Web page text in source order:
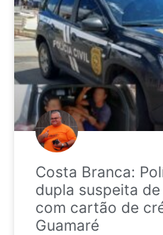
Costa Branca:
dupla suspeita
com cartão de
Guamaré